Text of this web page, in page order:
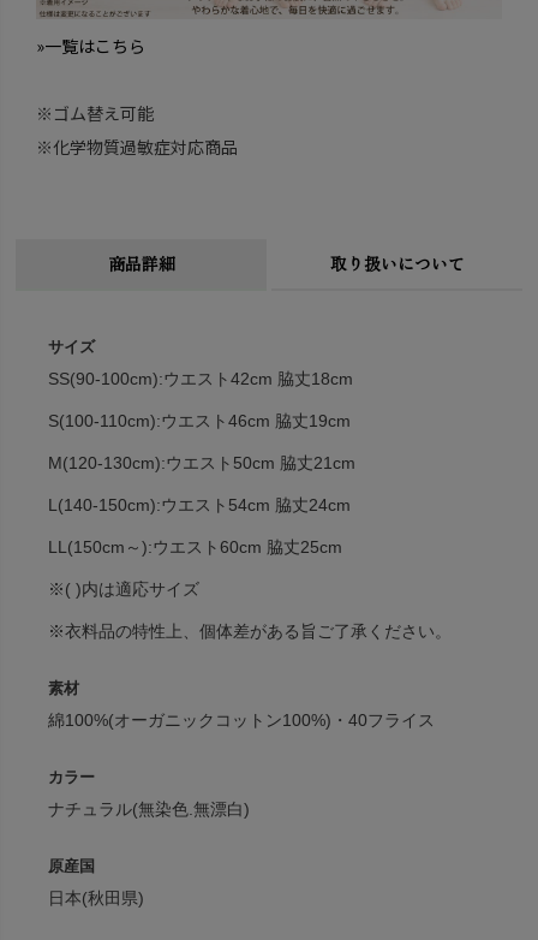
»一覧はこちら
※ゴム替え可能
※化学物質過敏症対応商品
商品詳細 取り扱いについて
サイズ
SS(90-100cm):ウエスト42cm 脇丈18cm
S(100-110cm):ウエスト46cm 脇丈19cm
M(120-130cm):ウエスト50cm 脇丈21cm
L(140-150cm):ウエスト54cm 脇丈24cm
LL(150cm～):ウエスト60cm 脇丈25cm
※( )内は適応サイズ
※衣料品の特性上、個体差がある旨ご了承ください。
素材
綿100%(オーガニックコットン100%)・40フライス
カラー
ナチュラル(無染色.無漂白)
原産国
日本(秋田県)